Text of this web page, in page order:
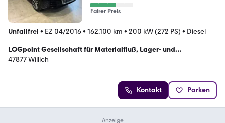
Fairer Preis
Unfallfrei • EZ 04/2016• 162.100 km • 200 kW (272 PS) • Diesel
LOGpoint Gesellschaft für Materialfluß, Lager- und
Kommissioniersysteme mbH
47877 Willich
Kontakt Parken